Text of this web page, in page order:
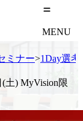
MENU
ミナー>1Day選考
土) MyVision限